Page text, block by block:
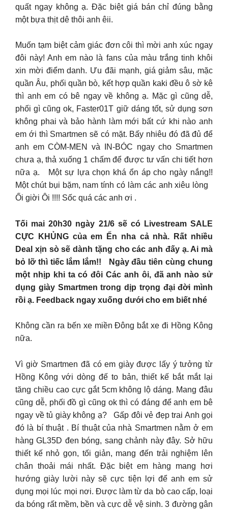
quất ngay không ạ. Đặc biệt giá bán chỉ đúng bằng
một bựa thịt dê thôi anh êii.
Muốn tạm biệt cảm giác đơn côi thì mời anh xúc ngay
đôi này! Anh em nào là fans của màu trắng tinh khôi
xin mời điểm danh. Ưu đãi mạnh, giá giảm sâu, mặc
quần Âu, phối quần bò, kết hợp quần kaki đều ô sờ kê
thì anh em có bê ngay về không ạ. Mặc gì cũng dễ,
phối gì cũng ok, Faster01T giữ dáng tốt, sử dụng sơn
không phai và bảo hành làm mới bất cứ khi nào anh
em ới thì Smartmen sẽ có mặt. Bấy nhiêu đó đã đủ để
anh em CÒM-MEN và IN-BÓC ngay cho Smartmen
chưa ạ, thả xuống 1 chấm để được tư vấn chi tiết hơn
nữa ạ. Một sự lựa chọn khá ổn áp cho ngày nắng!!
Một chút bụi bặm, nam tính có làm các anh xiêu lòng
Ối giời Ôi !!!! Sốc quá các anh ơi .
Tối mai 20h30 ngày 21/6 sẽ có Livestream SALE
CỰC KHỦNG của em Ến nha cả nhà. Rất nhiều
Deal xịn sò sẽ dành tặng cho các anh đấy ạ. Ai mà
bỏ lỡ thì tiếc lắm lắm!! Ngày đầu tiên cùng chung
một nhịp khi ta có đôi Các anh ôi, đã anh nào sử
dụng giày Smartmen trong dịp trọng đại đời mình
rồi ạ. Feedback ngay xuống dưới cho em biết nhé
Không cần ra bến xe miền Đông bắt xe đi Hồng Kông
nữa.
Vì giờ Smartmen đã có em giày được lấy ý tưởng từ
Hồng Kông với dòng đế to bản, thiết kế bắt mắt lại
tăng chiều cao cực gắt 5cm không lộ dáng. Mang đâu
cũng dễ, phối đồ gì cũng ok thì có đáng để anh em bê
ngay về tủ giày không ạ? Gấp đôi vẻ đẹp trai Anh gọi
đó là bí thuật . Bí thuật của nhà Smartmen nằm ở em
hàng GL35D đen bóng, sang chảnh này đây. Sở hữu
thiết kế nhỏ gọn, tối giản, mang đến trải nghiệm lên
chân thoải mái nhất. Đặc biệt em hàng mang hơi
hướng giày lười này sẽ cực tiện lợi để anh em sử
dụng mọi lúc mọi nơi. Được làm từ da bò cao cấp, loại
da bóng rất mềm, bền và cực dễ vệ sinh. 3 đường gân